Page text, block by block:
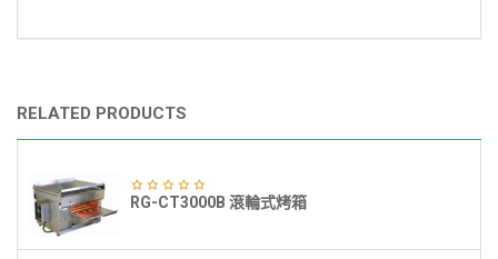
RELATED PRODUCTS
RG-CT3000B 滾輪式烤箱